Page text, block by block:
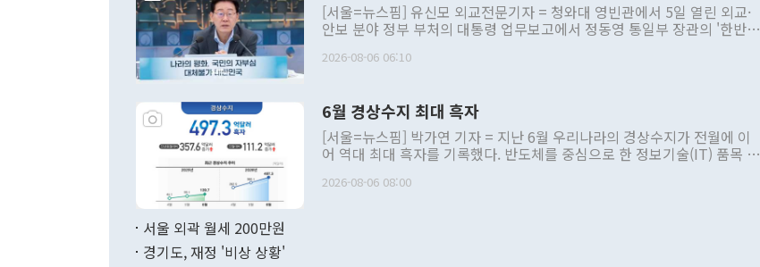
[서울=뉴스핌] 유신모 외교전문기자 = 청와대 영빈관에서 5일 열린 외교·
안보 분야 정부 부처의 대통령 업무보고에서 정동영 통일부 장관의 '한반도
발언 중에는 정부 내 조율을 거치지 않은 사안을 정책으로 추진하겠다고 공
주의적 희망에 근거한 비현실적 구상'이라는 비판을 내놨다. 그동안 정 장
관의 대북 정책 관련 발언이 물의를 빚은 적은 여러 번 있지만 대통령과 유
관 부처 장관이 공개적으로 부정적 입장을 표명한 것은 이례적이다. 정 장
관의 무리한 대북 접근법과 월권을 제어해야 한다는 목소리도 높아지고 있
다. [정동영 통일부 장관이 지난달 23일 오후 서울 종로구 정부서울청사에
2026-08-06 06:10
6월 경상수지 최대 흑자
[서울=뉴스핌] 박가연 기자 = 지난 6월 우리나라의 경상수지가 전월에 이
어 역대 최대 흑자를 기록했다. 반도체를 중심으로 한 정보기술(IT) 품목 수
료=한국은행] 한국은행이 6일 발표한 '2026년 6월 국제수지(잠정)'에 따르
2026-08-06 08:00
서울 외곽 월세 200만원
경기도, 재정 '비상 상황'